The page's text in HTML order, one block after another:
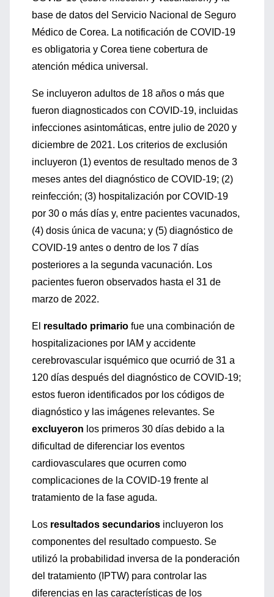
base de datos del Servicio Nacional de Seguro
Médico de Corea. La notificación de COVID-19
es obligatoria y Corea tiene cobertura de
atención médica universal.
Se incluyeron adultos de 18 años o más que
fueron diagnosticados con COVID-19, incluidas
infecciones asintomáticas, entre julio de 2020 y
diciembre de 2021. Los criterios de exclusión
incluyeron (1) eventos de resultado menos de 3
meses antes del diagnóstico de COVID-19; (2)
reinfección; (3) hospitalización por COVID-19
por 30 o más días y, entre pacientes vacunados,
(4) dosis única de vacuna; y (5) diagnóstico de
COVID-19 antes o dentro de los 7 días
posteriores a la segunda vacunación. Los
pacientes fueron observados hasta el 31 de
marzo de 2022.
El resultado primario fue una combinación de
hospitalizaciones por IAM y accidente
cerebrovascular isquémico que ocurrió de 31 a
120 días después del diagnóstico de COVID-19;
estos fueron identificados por los códigos de
diagnóstico y las imágenes relevantes. Se
excluyeron los primeros 30 días debido a la
dificultad de diferenciar los eventos
cardiovasculares que ocurren como
complicaciones de la COVID-19 frente al
tratamiento de la fase aguda.
Los resultados secundarios incluyeron los
componentes del resultado compuesto. Se
utilizó la probabilidad inversa de la ponderación
del tratamiento (IPTW) para controlar las
diferencias en las características de los